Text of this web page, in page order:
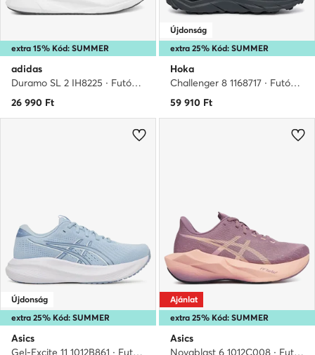
extra 15% Kód: SUMMER
adidas
Duramo SL 2 IH8225 · Futócipő
26 990 Ft
extra 25% Kód: SUMMER
Újdonság
Hoka
Challenger 8 1168717 · Futócipő
59 910 Ft
extra 25% Kód: SUMMER
Újdonság
Asics
Gel-Excite 11 1012B861 · Futócipő
extra 25% Kód: SUMMER
Ajánlat
Asics
Novablast 6 1012C008 · Futócipő